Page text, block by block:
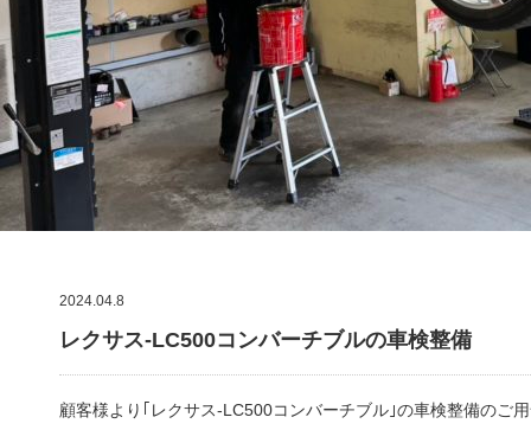
2024.04.8
レクサス-LC500コンバーチブルの車検整備
顧客様より｢レクサス-LC500コンバーチブル｣の車検整備のご